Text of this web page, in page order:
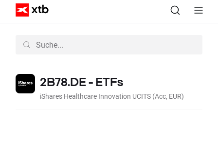
2B78.DE - ETFs
iShares Healthcare Innovation UCITS (Acc, EUR)